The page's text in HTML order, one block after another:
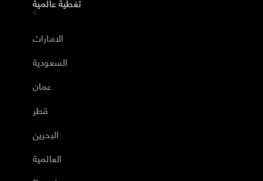
الامارات
السعودية
عمان
قطر
البحرين
العالمية